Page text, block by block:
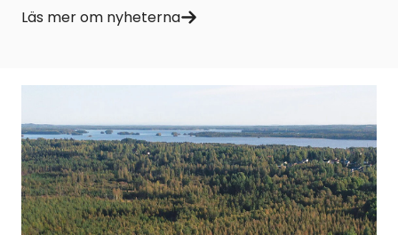
Läs mer om nyheterna